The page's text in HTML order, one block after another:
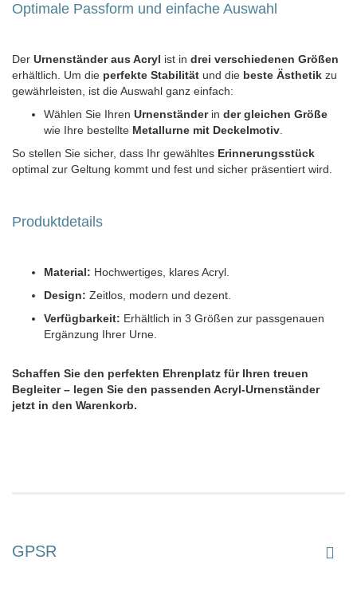
Optimale Passform und einfache Auswahl
Der Urnenständer aus Acryl ist in drei verschiedenen Größen
erhältlich. Um die perfekte Stabilität und die beste Ästhetik zu
gewährleisten, ist die Auswahl ganz einfach:
Wählen Sie Ihren Urnenständerin der gleichen Größe
wie Ihre bestellte Metallurne mit Deckelmotiv.
So stellen Sie sicher, dass Ihr gewähltes Erinnerungsstück
optimal zur Geltung kommt und fest und sicher präsentiert wird.
Produktdetails
Material: Hochwertiges, klares Acryl.
Design: Zeitlos, modern und dezent.
Verfügbarkeit: Erhältlich in 3 Größen zur passgenauen
Ergänzung Ihrer Urne.
Schaffen Sie den perfekten Ehrenplatz für Ihren treuen
Begleiter – legen Sie den passenden Acryl-Urnenständer
jetzt in den Warenkorb.
GPSR